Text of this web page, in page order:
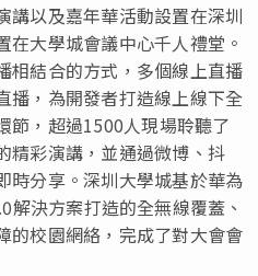
講以及嘉年華活動設置在深圳
在大學城會議中心千人禮堂。
相結合的方式，多個線上直播
播，為開發者打造線上線下全
節，超過1500人現場聆聽了
精彩演講，並通過微博、抖
時分享。深圳大學城基於華為
決方案打造的全無線覆蓋、
的校園網絡，完成了對大會會